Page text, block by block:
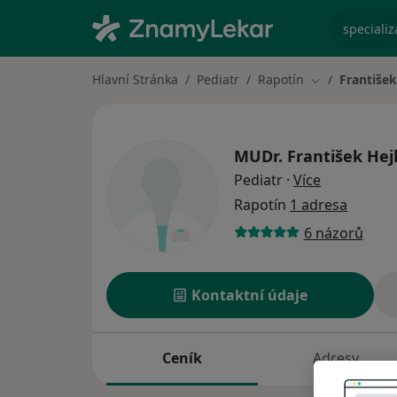
Hlavní Stránka Pediatr Rapotín Změna města
MUDr. František Hejl
Pediatr · Více
Rapotín 1 adresa
6 názorů
Kontaktní údaje
Ceník Adresy